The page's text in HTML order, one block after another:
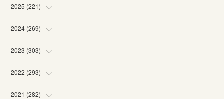
(6)
(22
(20
(19
2025 (221)
(19
(20
(19
(20
2024 (269)
(16
(16
(21
2023 (303)
(27
(25
2022 (293)
(18
2021 (282)